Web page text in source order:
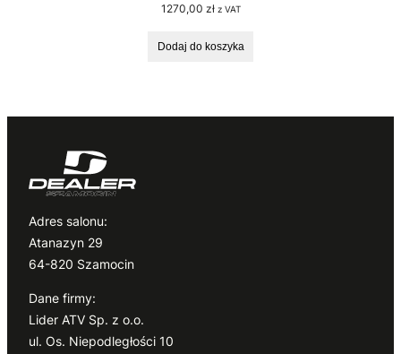
1270,00 zł z VAT
Dodaj do koszyka
Adres salonu:
Atanazyn 29
64-820 Szamocin
Dane firmy:
Lider ATV Sp. z o.o.
ul. Os. Niepodległości 10